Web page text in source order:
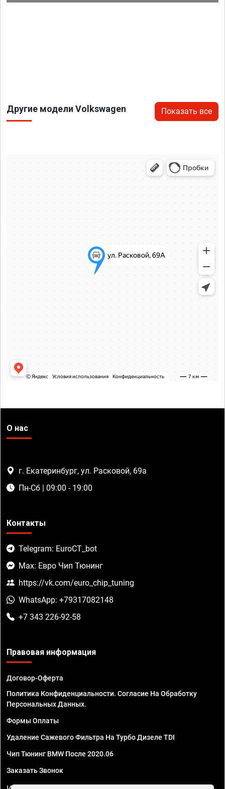
Другие модели Volkswagen Показать все
О нас
г. Екатеринбург, ул. Расковой, 69а
Пн-Сб | 09:00 - 19:00
Контакты
Telegram: EuroCT_bot
Max: Евро Чип Тюнинг
https://vk.com/euro_chip_tuning
WhatsApp: +79317082148
+7 343 226-92-58
Правовая информация
Договор-Оферта
Политика Конфиденциальности. Согласие На Обработку
Персональных Данных.
Формы Оплаты
Удаление Сажевого Фильтра На Турбо Дизеле TDI
Чип Тюнинг BMW После 2020.06
Заказать Звонок